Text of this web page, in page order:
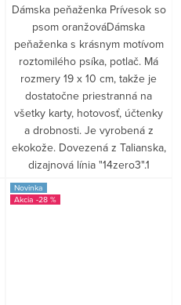
Dámska peňaženka Prívesok so
psom oranžováDámska
peňaženka s krásnym motívom
roztomilého psíka, potlač. Má
rozmery 19 x 10 cm, takže je
dostatočne priestranná na
všetky karty, hotovosť, účtenky
a drobnosti. Je vyrobená z
ekokože. Dovezená z Talianska,
dizajnová línia "14zero3".1
Novinka
-28 %